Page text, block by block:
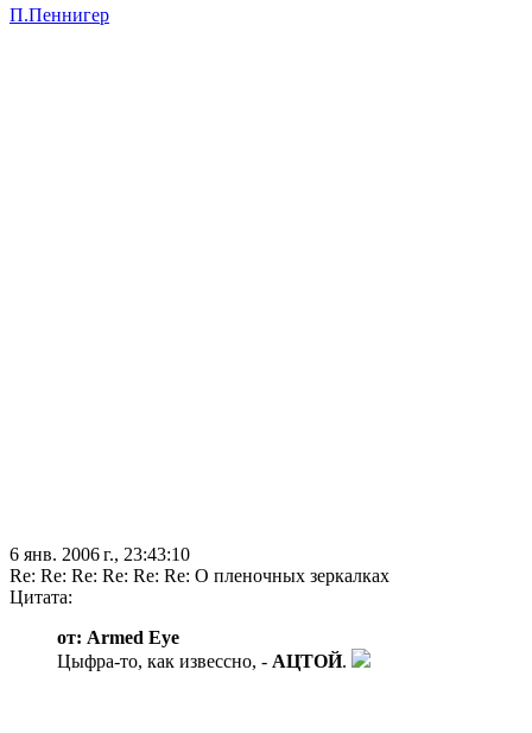
П.Пеннигер
6 янв. 2006 г., 23:43:10
Re: Re: Re: Re: Re: Re: О пленочных зеркалках
Цитата:
от: Armed Eye
Цыфра-то, как извессно, - АЦТОЙ.